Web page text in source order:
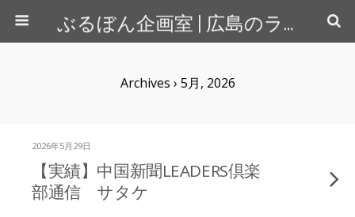
ぶるぼん企画室 | 広島のライター＆カメラマン
Archives › 5月, 2026
2026年5月29日
【実績】中国新聞LEADERS倶楽
部通信 サタケ